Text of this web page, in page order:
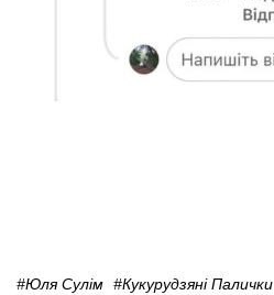
#Юля Сулім #Кукурудзяні Палички